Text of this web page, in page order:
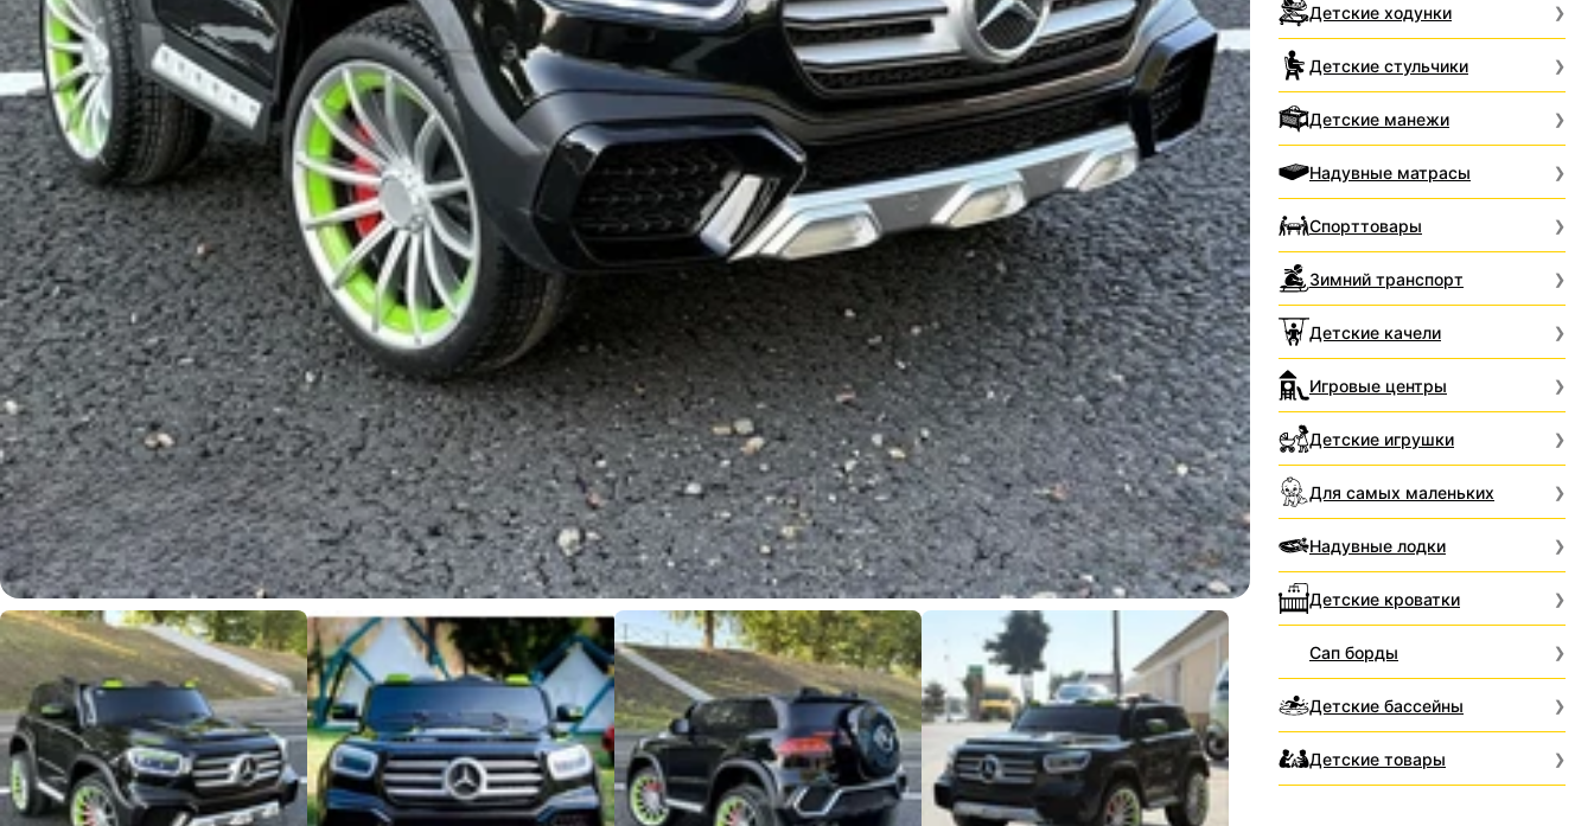
Детские ходунки
Детские стульчики
Детские манежи
Надувные матрасы
Спорттовары
Зимний транспорт
Детские качели
Игровые центры
Детские игрушки
Для самых маленьких
Надувные лодки
Детские кроватки
Сап борды
Детские бассейны
Детские товары